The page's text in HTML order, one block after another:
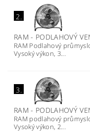
2.
RAM - PODLAHOVÝ
RAM Podlahový
Vysoký výkon, 3...
3.
RAM - PODLAHOVÝ
RAM podlahový
Vysoký výkon, 2...